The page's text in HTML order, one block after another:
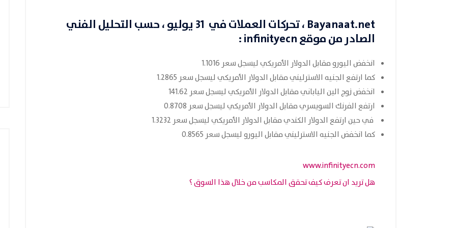
Bayanaat.net، تحركات العملات في 31 يوليو ، حسب التحليل الفني
الصادر من موقعinfinityecn
:
انخفض اليورو مقابل الدولار الأمريكي ليسجل سعر 1.1016
كما ارتفع الجنيه الاسترليني مقابل الدولار الأمريكي ليسجل سعر 1.2865
انخفض زوج الين الياباني مقابل الدولار الأمريكي ليسجل سعر 141.62
ارتفع الفرنك السويسري مقابل الدولار الأمريكي ليسجل سعر 0.8708
في حين ارتفع الدولار الكندي مقابل الدولار الأمريكي ليسجل سعر 1.3232
كما انخفض الجنيه الاسترليني مقابل اليورو ليسجل سعر 0.8565
www.infinityecn.com
هل تريد ان تعرف كيف تحقق المكاسب من خلال هذا السوق ؟